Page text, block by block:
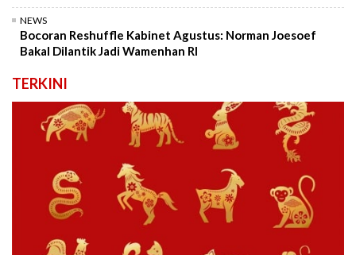
NEWS
Bocoran Reshuffle Kabinet Agustus: Norman Joesoef
Bakal Dilantik Jadi Wamenhan RI
TERKINI